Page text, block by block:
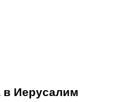
в Иерусалим